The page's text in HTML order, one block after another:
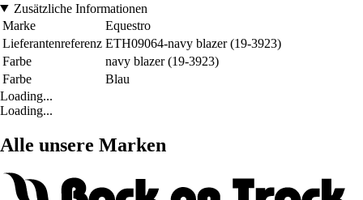
Zusätzliche Informationen
Marke
Equestro
Lieferantenreferenz ETH09064-navy blazer (19-3923)
Farbe
navy blazer (19-3923)
Farbe
Blau
Loading...
Loading...
Alle unsere Marken